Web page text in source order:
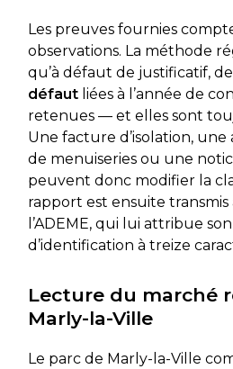
Les preuves fournies
observations. La méthode
qu’à défaut de justificatif,
défautliées à l’année de
retenues — et elles sont
Une facture d’isolation,
de menuiseries ou une
peuvent donc modifier la
rapport est ensuite transmis
l’ADEME, qui lui attribue
d’identification à treize
Lecture du marché
Marly-la-Ville
Le parc de Marly-la-Ville